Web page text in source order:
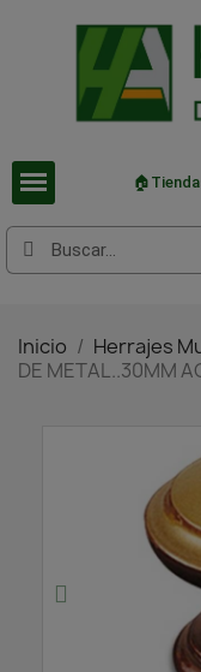
Inicio Herrajes
DE METAL..30MM